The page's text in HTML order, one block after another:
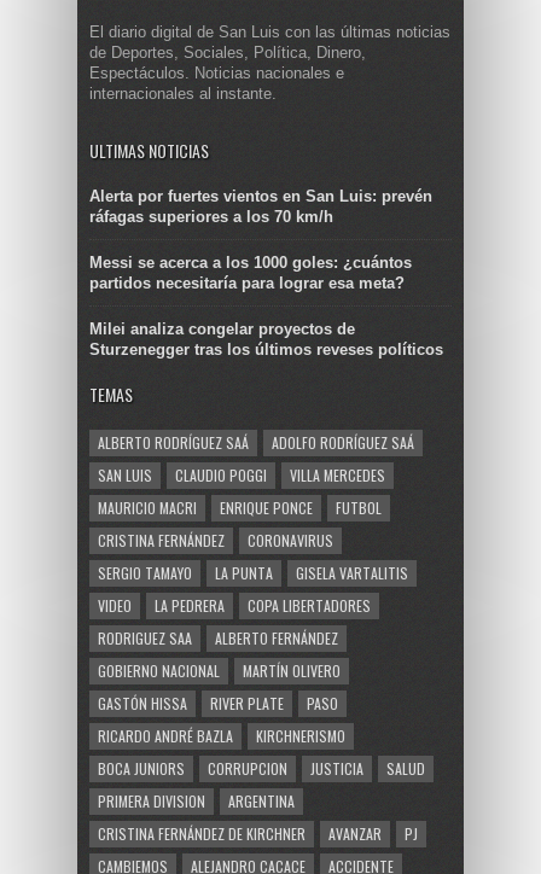
El diario digital de San Luis con las últimas noticias
de Deportes, Sociales, Política, Dinero,
Espectáculos. Noticias nacionales e
internacionales al instante.
ULTIMAS NOTICIAS
Alerta por fuertes vientos en San Luis: prevén
ráfagas superiores a los 70 km/h
Messi se acerca a los 1000 goles: ¿cuántos
partidos necesitaría para lograr esa meta?
Milei analiza congelar proyectos de
Sturzenegger tras los últimos reveses políticos
TEMAS
ALBERTO RODRÍGUEZ SAÁ
ADOLFO RODRÍGUEZ SAÁ
SAN LUIS
CLAUDIO POGGI
VILLA MERCEDES
MAURICIO MACRI
ENRIQUE PONCE
FUTBOL
CRISTINA FERNÁNDEZ
CORONAVIRUS
SERGIO TAMAYO
LA PUNTA
GISELA VARTALITIS
VIDEO
LA PEDRERA
COPA LIBERTADORES
RODRIGUEZ SAA
ALBERTO FERNÁNDEZ
GOBIERNO NACIONAL
MARTÍN OLIVERO
GASTÓN HISSA
RIVER PLATE
PASO
RICARDO ANDRÉ BAZLA
KIRCHNERISMO
BOCA JUNIORS
CORRUPCION JUSTICIA
SALUD
PRIMERA DIVISION
ARGENTINA
CRISTINA FERNÁNDEZ DE KIRCHNER
AVANZAR
PJ
CAMBIEMOS
ALEJANDRO CACACE ACCIDENTE